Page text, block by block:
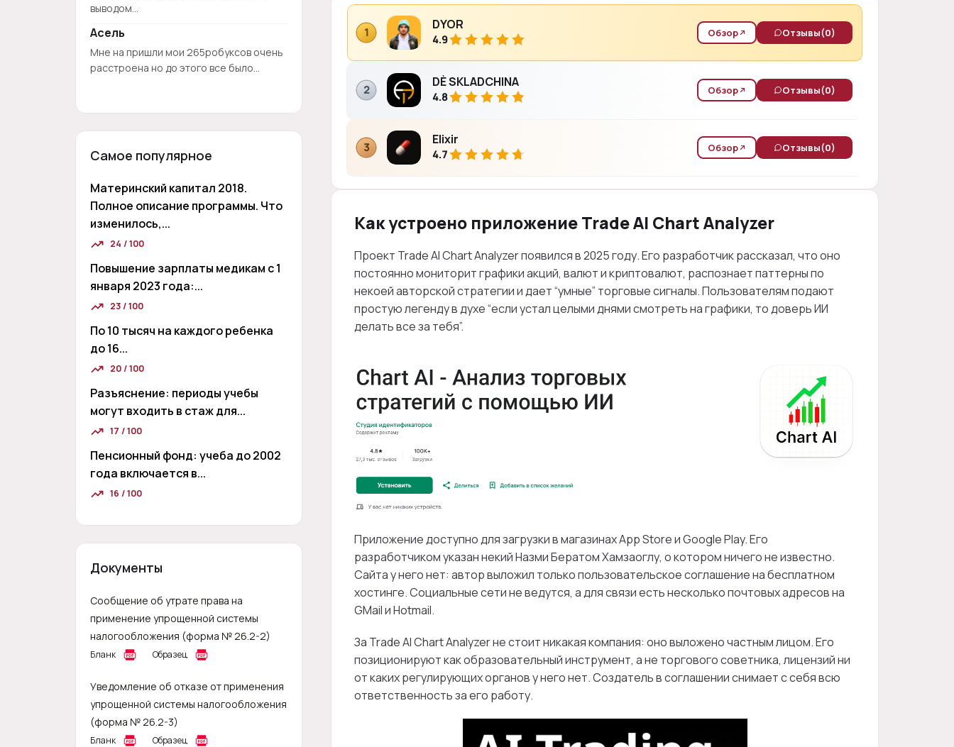
выводом...
Асель
Мне на пришли мои 265робуксов очень
расстроена но до этого все было...
Самое популярное
Материнский капитал 2018.
Полное описание программы. Что
изменилось,...
24 / 100
Повышение зарплаты медикам с 1
января 2023 года:...
23 / 100
По 10 тысяч на каждого ребенка
до 16...
20 / 100
Разъяснение: периоды учебы
могут входить в стаж для...
17 / 100
Пенсионный фонд: учеба до 2002
года включается в...
16 / 100
Документы
Сообщение об утрате права на
применение упрощенной системы
налогообложения (форма № 26.2-2)
Бланк Образец
Уведомление об отказе от применения
упрощенной системы налогообложения
(форма № 26.2-3)
Бланк Образец
1
DYOR
4.9 Обзор Отзывы(0)
2
DÈ SKLADCHINA
4.8 Обзор Отзывы(0)
3
Elixir
4.7 Обзор Отзывы(0)
Как устроено приложение Trade AI Chart Analyzer
Проект Trade AI Chart Analyzer появился в 2025 году. Его разработчик рассказал, что оно
постоянно мониторит графики акций, валют и криптовалют, распознает паттерны по
некоей авторской стратегии и дает “умные” торговые сигналы. Пользователям подают
простую легенду в духе “если устал целыми днями смотреть на графики, то доверь ИИ
делать все за тебя”.
Приложение доступно для загрузки в магазинах App Store и Google Play. Его
разработчиком указан некий Назми Бератом Хамзаоглу, о котором ничего не известно.
Сайта у него нет: автор выложил только пользовательское соглашение на бесплатном
хостинге. Социальные сети не ведутся, а для связи есть несколько почтовых адресов на
GMail и Hotmail.
За Trade AI Chart Analyzer не стоит никакая компания: оно выложено частным лицом. Его
позиционируют как образовательный инструмент, а не торгового советника, лицензий ни
от каких регулирующих органов у него нет. Создатель в соглашении снимает с себя всю
ответственность за его работу.